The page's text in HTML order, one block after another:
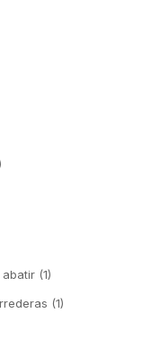
abatir (1)
(1)